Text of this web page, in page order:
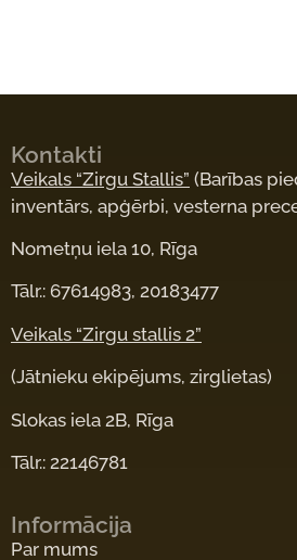
Kontakti
Veikals “Zirgu Stallis” (Barības
inventārs, apģērbi, vesterna
Nometņu iela 10, Rīga
Tālr.: 67614983, 20183477
Veikals “Zirgu stallis 2”
(Jātnieku ekipējums, zirglietas)
Slokas iela 2B, Rīga
Tālr.: 22146781
Informācija
Par mums